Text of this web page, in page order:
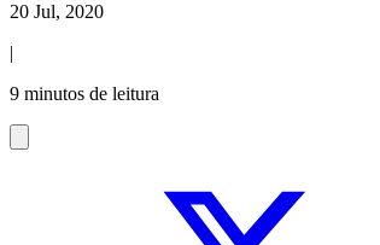
20 Jul, 2020
|
9 minutos de leitura